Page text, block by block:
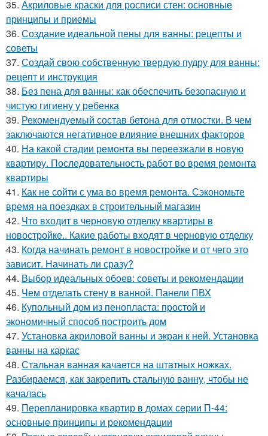
35. Акриловые краски для росписи стен: основные
принципы и приемы
36. Создание идеальной пены для ванны: рецепты и
советы
37. Создай свою собственную твердую пудру для ванны:
рецепт и инструкция
38. Без пена для ванны: как обеспечить безопасную и
чистую гигиену у ребенка
39. Рекомендуемый состав бетона для отмостки. В чем
заключаются негативное влияние внешних факторов
40. На какой стадии ремонта вы переезжали в новую
квартиру. Последовательность работ во время ремонта
квартиры
41. Как не сойти с ума во время ремонта. Сэкономьте
время на поездках в строительный магазин
42. Что входит в черновую отделку квартиры в
новостройке.. Какие работы входят в черновую отделку
43. Когда начинать ремонт в новостройке и от чего это
зависит. Начинать ли сразу?
44. Выбор идеальных обоев: советы и рекомендации
45. Чем отделать стену в ванной. Панели ПВХ
46. Купольный дом из пенопласта: простой и
экономичный способ построить дом
47. Установка акриловой ванны и экран к ней. Установка
ванны на каркас
48. Стальная ванная качается на штатных ножках.
Разбираемся, как закрепить стальную ванну, чтобы не
качалась
49. Перепланировка квартир в домах серии П-44:
основные принципы и рекомендации